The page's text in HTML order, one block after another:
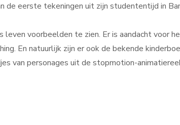
de eerste tekeningen uit zijn studententijd in
voorbeelden te zien. Er is aandacht voor
En natuurlijk zijn er ook de bekende
van personages uit de stopmotion-